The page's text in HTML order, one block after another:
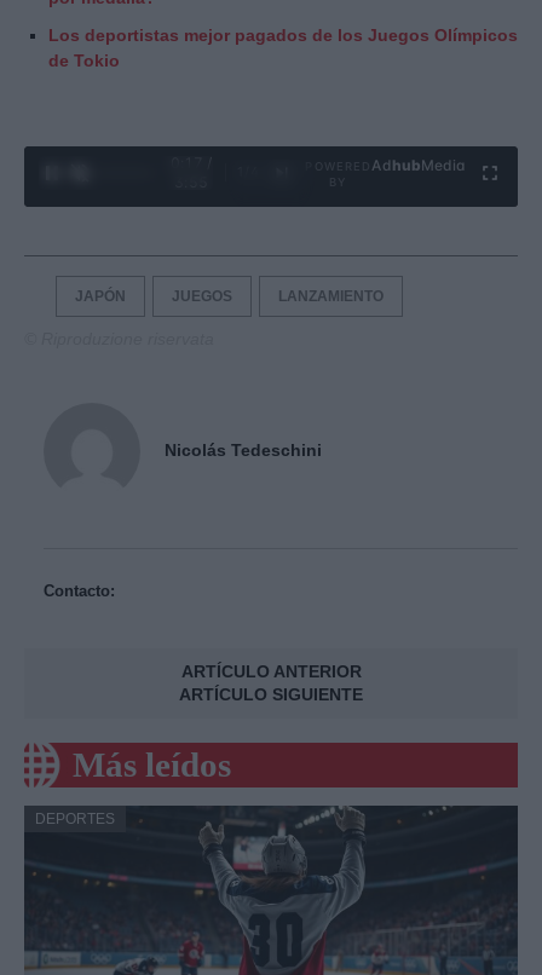
Los deportistas mejor pagados de los Juegos Olímpicos
de Tokio
0:18 /
Ad hubMedia
JAPÓN JUEGOS LANZAMIENTO
Nicolás Tedeschini
Contacto:
ARTÍCULO ANTERIOR
ARTÍCULO SIGUIENTE
Más leídos
DEPORTES